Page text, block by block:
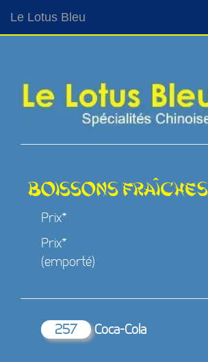
Le Lotus Bleu
Boissons fraîches
Prix*
Prix*
(emporté)
257
Coca-Cola